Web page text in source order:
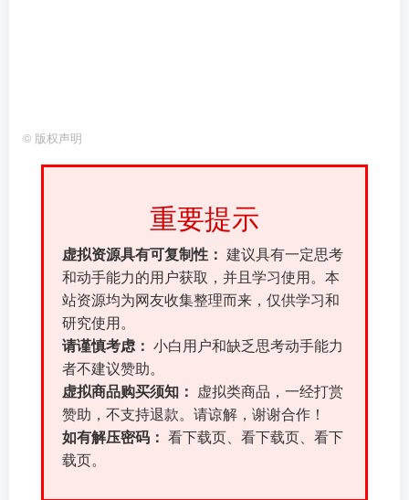
© 版权声明
重要提示
虚拟资源具有可复制性： 建议具有一定思考
和动手能力的用户获取，并且学习使用。本
站资源均为网友收集整理而来，仅供学习和
研究使用。
请谨慎考虑： 小白用户和缺乏思考动手能力
者不建议赞助。
虚拟商品购买须知：
虚拟类商品，一经打赏
赞助，不支持退款。请谅解，谢谢合作！
如有解压密码： 看下载页、看下载页、看下
载页。